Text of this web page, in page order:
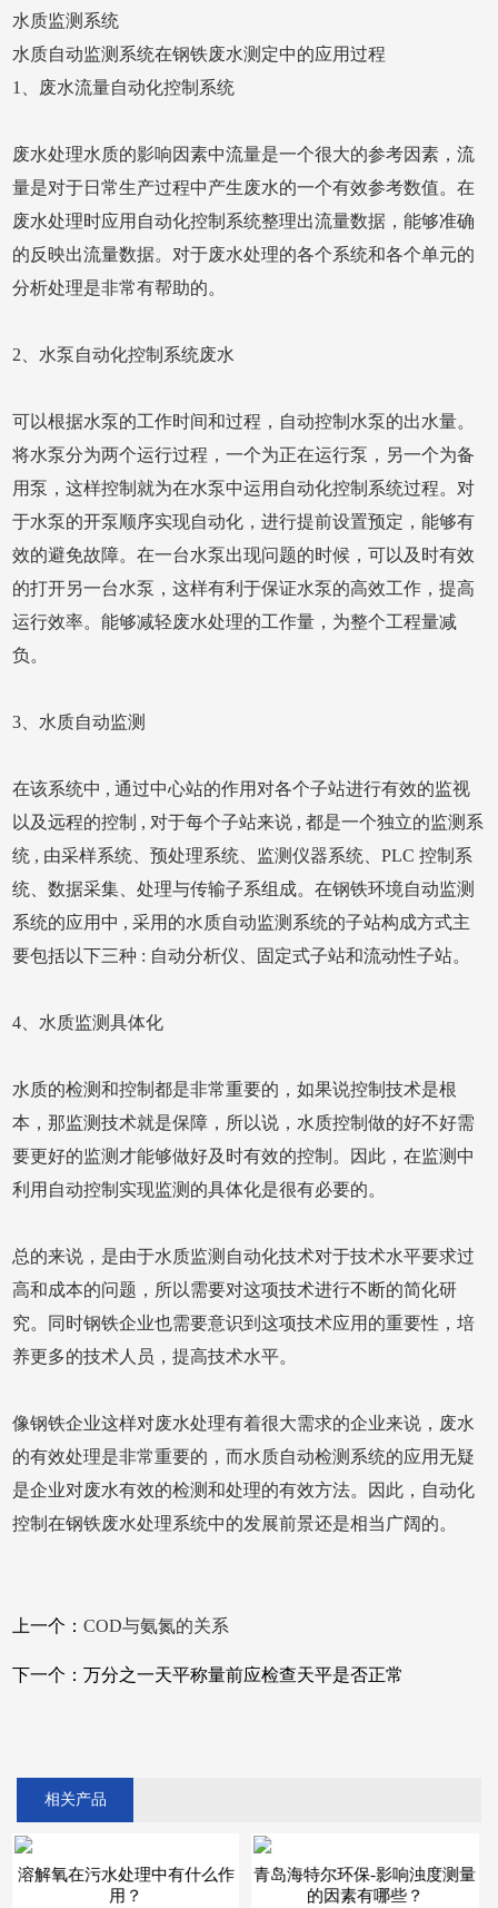
水质监测系统
水质自动监测系统在钢铁废水测定中的应用过程
1、废水流量自动化控制系统
废水处理水质的影响因素中流量是一个很大的参考因素，流
量是对于日常生产过程中产生废水的一个有效参考数值。在
废水处理时应用自动化控制系统整理出流量数据，能够准确
的反映出流量数据。对于废水处理的各个系统和各个单元的
分析处理是非常有帮助的。
2、水泵自动化控制系统废水
可以根据水泵的工作时间和过程，自动控制水泵的出水量。
将水泵分为两个运行过程，一个为正在运行泵，另一个为备
用泵，这样控制就为在水泵中运用自动化控制系统过程。对
于水泵的开泵顺序实现自动化，进行提前设置预定，能够有
效的避免故障。在一台水泵出现问题的时候，可以及时有效
的打开另一台水泵，这样有利于保证水泵的高效工作，提高
运行效率。能够减轻废水处理的工作量，为整个工程量减
负。
3、水质自动监测
在该系统中 , 通过中心站的作用对各个子站进行有效的监视
以及远程的控制 , 对于每个子站来说 , 都是一个独立的监测系
统 , 由采样系统、预处理系统、监测仪器系统、PLC 控制系
统、数据采集、处理与传输子系组成。在钢铁环境自动监测
系统的应用中 , 采用的水质自动监测系统的子站构成方式主
要包括以下三种 : 自动分析仪、固定式子站和流动性子站。
4、水质监测具体化
水质的检测和控制都是非常重要的，如果说控制技术是根
本，那监测技术就是保障，所以说，水质控制做的好不好需
要更好的监测才能够做好及时有效的控制。因此，在监测中
利用自动控制实现监测的具体化是很有必要的。
总的来说，是由于水质监测自动化技术对于技术水平要求过
高和成本的问题，所以需要对这项技术进行不断的简化研
究。同时钢铁企业也需要意识到这项技术应用的重要性，培
养更多的技术人员，提高技术水平。
像钢铁企业这样对废水处理有着很大需求的企业来说，废水
的有效处理是非常重要的，而水质自动检测系统的应用无疑
是企业对废水有效的检测和处理的有效方法。因此，自动化
控制在钢铁废水处理系统中的发展前景还是相当广阔的。
上一个：COD与氨氮的关系
下一个：万分之一天平称量前应检查天平是否正常
相关产品
溶解氧在污水处理中有什么作
用？
青岛海特尔环保-影响浊度测量
的因素有哪些？